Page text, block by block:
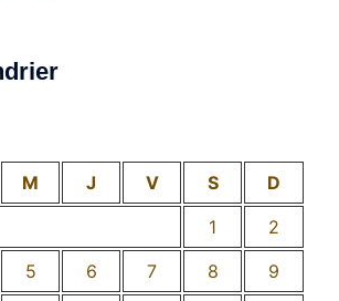
M J V S
D
1
2
5 6 7 8
9